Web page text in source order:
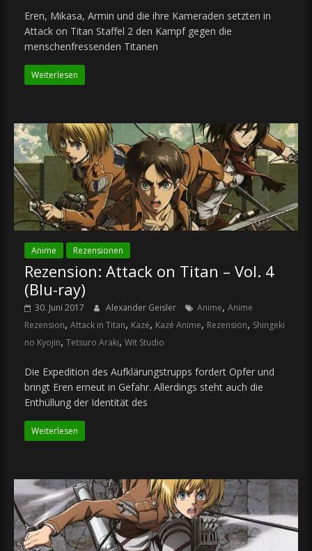
Eren, Mikasa, Armin und die ihre Kameraden setzten in
Attack on Titan Staffel 2 den Kampf gegen die
menschenfressenden Titanen
Weiterlesen
Anime Rezensionen
Rezension: Attack on Titan – Vol. 4
(Blu-ray)
30. Juni 2017 Alexander Geisler Anime, Anime
Rezension, Attack in Titan, Kazé, Kazé Anime, Rezension, Shingeki
no Kyojin, Tetsuro Araki, Wit Studio
Die Expedition des Aufklärungstrupps fordert Opfer und
bringt Eren erneut in Gefahr. Allerdings steht auch die
Enthüllung der Identität des
Weiterlesen